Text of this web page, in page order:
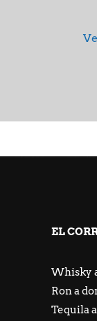
EL
Whisky
Ron a
Tequila